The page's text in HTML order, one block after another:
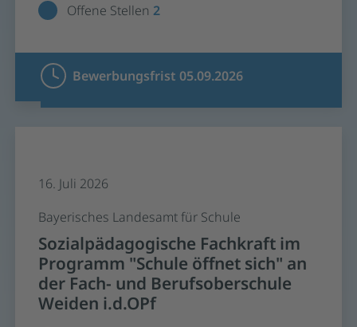
Offene Stellen 2
Bewerbungsfrist 05.09.2026
16. Juli 2026
Bayerisches Landesamt für Schule
Sozialpädagogische Fachkraft im
Programm "Schule öffnet sich" an
der Fach- und Berufsoberschule
Weiden i.d.OPf